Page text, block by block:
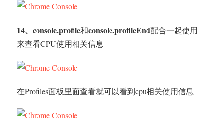
14、console.profile和console.profileEnd配合一起使用
来查看CPU使用相关信息
在Profiles面板里面查看就可以看到cpu相关使用信息